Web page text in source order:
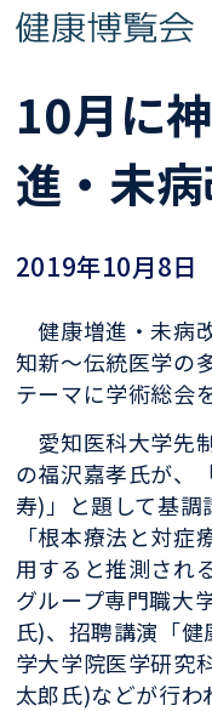
10月に
進・未
2019年10月8日
健康増進・未病
知新～伝統医学の
テーマに学術総会
愛知医科大学先
の福沢嘉孝氏が、
寿)」と題して基
「根本療法と対
用すると推測され
グループ専門職大
氏)、招聘講演「
学大学院医学研究
太郎氏)などが行わ